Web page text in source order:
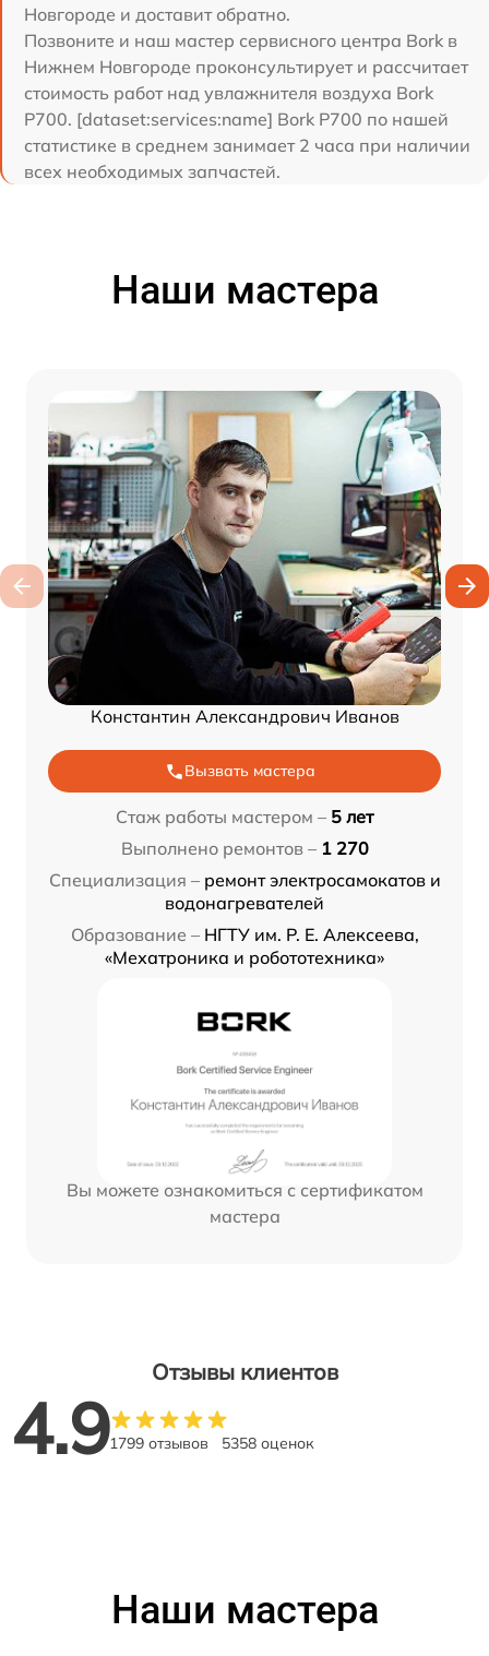
Новгороде и доставит обратно.
Позвоните и наш мастер сервисного центра Bork в
Нижнем Новгороде проконсультирует и рассчитает
стоимость работ над увлажнителя воздуха Bork
P700. [dataset:services:name] Bork P700 по нашей
статистике в среднем занимает 2 часа при наличии
всех необходимых запчастей.
Наши мастера
Константин Александрович Иванов
Вызвать мастера
Стаж работы мастером – 5 лет
Выполнено ремонтов – 1 270
Специализация – ремонт электросамокатов и
водонагревателей
Образование – НГТУ им. Р. Е. Алексеева,
«Мехатроника и робототехника»
Вы можете ознакомиться с сертификатом
мастера
Отзывы клиентов
4.91799 отзывов 5358 оценок
Наши мастера